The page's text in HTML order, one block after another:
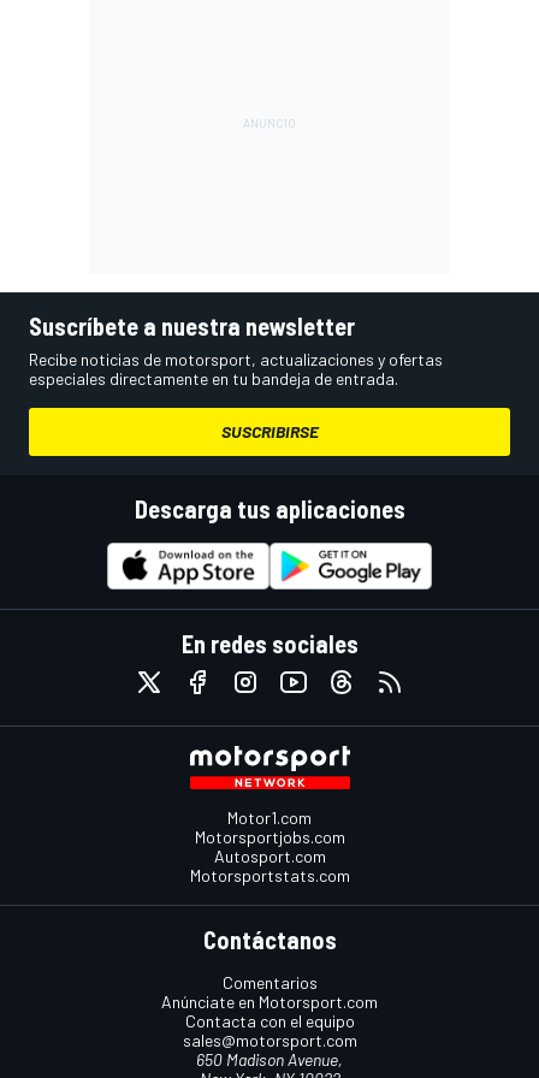
Suscríbete a nuestra newsletter
Recibe noticias de motorsport, actualizaciones y ofertas
especiales directamente en tu bandeja de entrada.
SUSCRIBIRSE
Descarga tus aplicaciones
En redes sociales
Motor1.com
Motorsportjobs.com
Autosport.com
Motorsportstats.com
Contáctanos
Comentarios
Anúnciate en Motorsport.com
Contacta con el equipo
sales@motorsport.com
650 Madison Avenue,